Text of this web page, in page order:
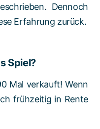
Dennoch
Erfahrung zurück.
Spiel?
Mal verkauft! Wenn
frühzeitig in Rente